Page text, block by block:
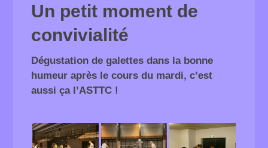
Un petit moment de
convivialité
Dégustation de galettes dans la bonne
humeur après le cours du mardi, c’est
aussi ça l’ASTTC !